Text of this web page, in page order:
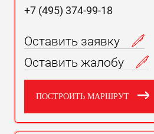
+7 (495) 374-99-18
Оставить заявку
Оставить жалобу
ПОСТРОИТЬ МАРШРУТ